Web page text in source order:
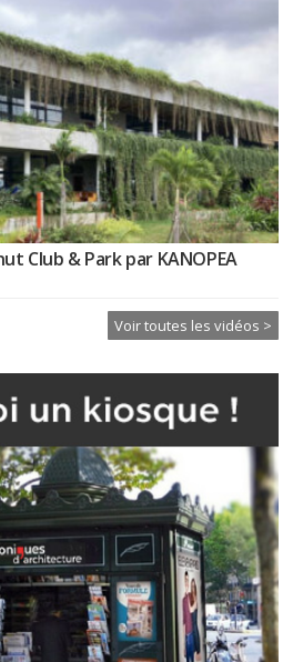
Club & Park par KANOPEA
Voir toutes les vidéos >